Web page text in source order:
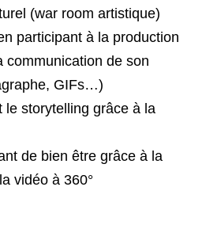
(war room artistique)
participant à la production
communication de son
GIFs…)
le storytelling grâce à la
de bien être grâce à la
vidéo à 360°